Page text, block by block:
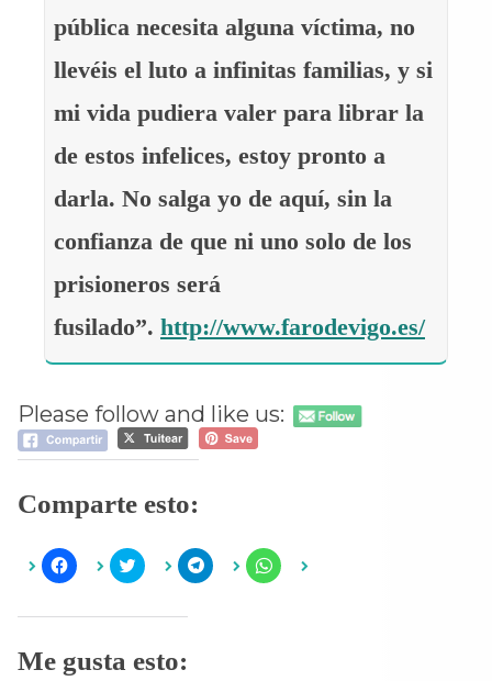
pública necesita alguna víctima, no
llevéis el luto a infinitas familias, y si
mi vida pudiera valer para librar la
de estos infelices, estoy pronto a
darla. No salga yo de aquí, sin la
confianza de que ni uno solo de los
prisioneros será
fusilado”. http://www.farodevigo.es/
Please follow and like us:
Comparte esto:
H
a
l
p
a
H
a
l
p
a
H
a
H
a
Me gusta esto: